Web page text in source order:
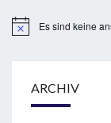
HinweisEs sind keine
ARCHIV